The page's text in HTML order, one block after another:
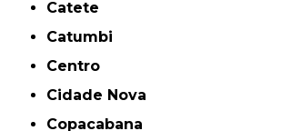
Catete
Catumbi
Centro
Cidade Nova
Copacabana